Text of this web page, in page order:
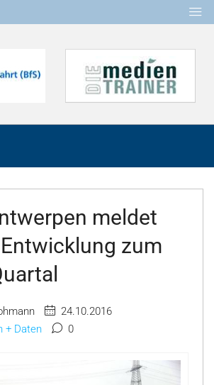
meldet
zum
24.10.2016
+ Daten 0